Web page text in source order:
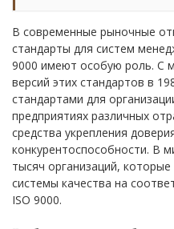
В современные рыночные
стандарты для систем
9000 имеют особую роль. С
версий этих стандартов в
стандартами для
предприятиях различных
средства укрепления
конкурентоспособности. В
тысяч организаций,
системы качества на
ISO 9000.